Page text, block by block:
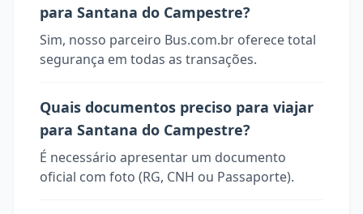
para Santana do Campestre?
Sim, nosso parceiro Bus.com.br oferece total
segurança em todas as transações.
Quais documentos preciso para viajar
para Santana do Campestre?
É necessário apresentar um documento
oficial com foto (RG, CNH ou Passaporte).